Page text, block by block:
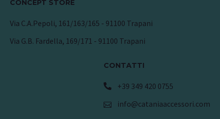
CONCEPT STORE
Via C.A.Pepoli, 161/163/165 - 91100 Trapani
Via G.B. Fardella, 169/171 - 91100 Trapani
CONTATTI
+39 349 420 0755
info@cataniaaccessori.com